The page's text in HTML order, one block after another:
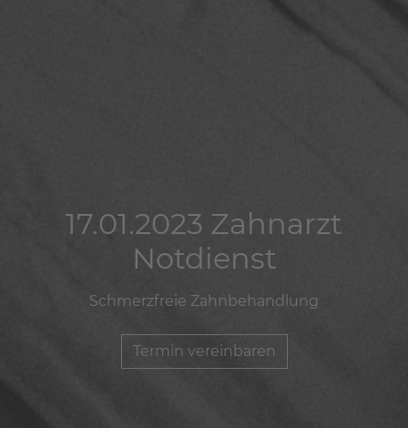
17.01.2023 Zahnarzt
Notdienst
Schmerzfreie Zahnbehandlung
Termin vereinbaren
17.01.2023 Zahnarzt
Notdienst
Schmerzfreie Zahnbehandlung
Termin vereinbaren
17.01.2023 Zahnarzt
Notdienst
Schmerzfreie Zahnbehandlung
Termin vereinbaren